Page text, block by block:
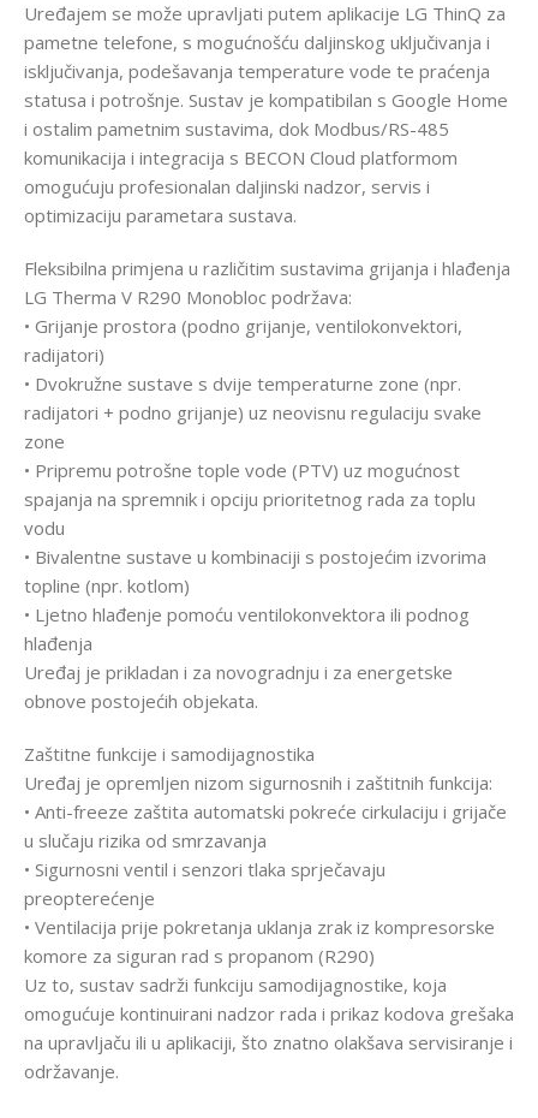
Uređajem se može upravljati putem aplikacije LG ThinQ za
pametne telefone, s mogućnošću daljinskog uključivanja i
isključivanja, podešavanja temperature vode te praćenja
statusa i potrošnje. Sustav je kompatibilan s Google Home
i ostalim pametnim sustavima, dok Modbus/RS-485
komunikacija i integracija s BECON Cloud platformom
omogućuju profesionalan daljinski nadzor, servis i
optimizaciju parametara sustava.
Fleksibilna primjena u različitim sustavima grijanja i hlađenja
LG Therma V R290 Monobloc podržava:
• Grijanje prostora (podno grijanje, ventilokonvektori,
radijatori)
• Dvokružne sustave s dvije temperaturne zone (npr.
radijatori + podno grijanje) uz neovisnu regulaciju svake
zone
• Pripremu potrošne tople vode (PTV) uz mogućnost
spajanja na spremnik i opciju prioritetnog rada za toplu
vodu
• Bivalentne sustave u kombinaciji s postojećim izvorima
topline (npr. kotlom)
• Ljetno hlađenje pomoću ventilokonvektora ili podnog
hlađenja
Uređaj je prikladan i za novogradnju i za energetske
obnove postojećih objekata.
Zaštitne funkcije i samodijagnostika
Uređaj je opremljen nizom sigurnosnih i zaštitnih funkcija:
• Anti-freeze zaštita automatski pokreće cirkulaciju i grijače
u slučaju rizika od smrzavanja
• Sigurnosni ventil i senzori tlaka sprječavaju
preopterećenje
• Ventilacija prije pokretanja uklanja zrak iz kompresorske
komore za siguran rad s propanom (R290)
Uz to, sustav sadrži funkciju samodijagnostike, koja
omogućuje kontinuirani nadzor rada i prikaz kodova grešaka
na upravljaču ili u aplikaciji, što znatno olakšava servisiranje i
održavanje.